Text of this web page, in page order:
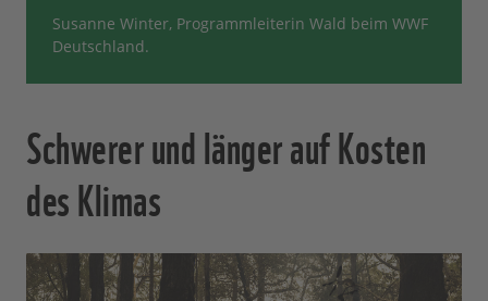
Susanne Winter, Programmleiterin Wald beim WWF
Deutschland.
Schwerer und länger auf Kosten
des Klimas